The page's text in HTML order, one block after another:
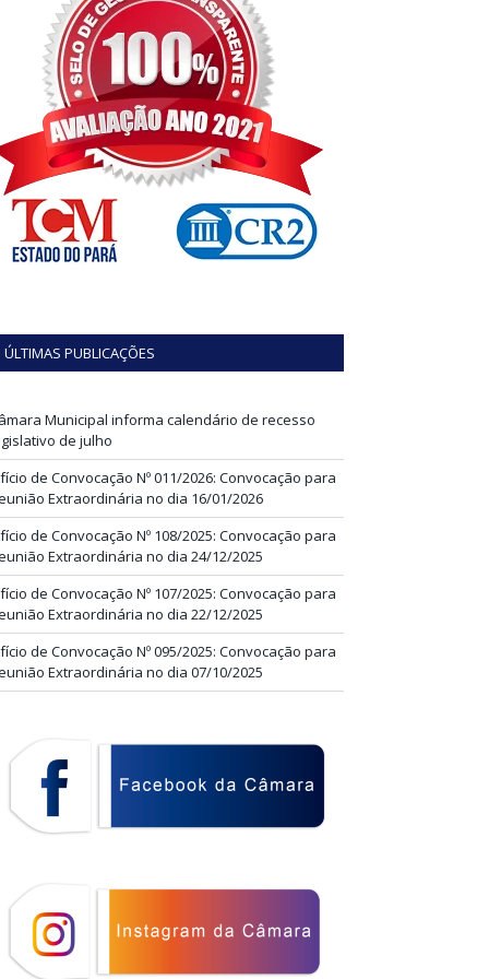
ÚLTIMAS PUBLICAÇÕES
Municipal informa calendário de recesso
de julho
de Convocação Nº 011/2026: Convocação para
Extraordinária no dia 16/01/2026
de Convocação Nº 108/2025: Convocação para
Extraordinária no dia 24/12/2025
de Convocação Nº 107/2025: Convocação para
Extraordinária no dia 22/12/2025
de Convocação Nº 095/2025: Convocação para
Extraordinária no dia 07/10/2025